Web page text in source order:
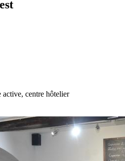
centre hôtelier